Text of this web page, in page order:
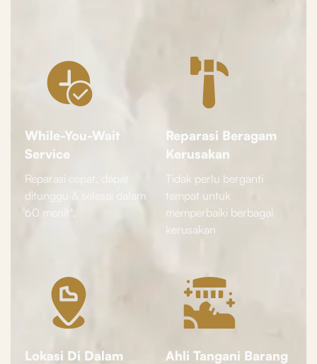
While-You-Wait
Service
Reparasi cepat, dapat
ditunggu & selesai dalam
60 menit*.
Reparasi Beragam
Kerusakan
Tidak perlu berganti
tempat untuk
memperbaiki berbagai
kerusakan
Lokasi Di Dalam
Ahli Tangani Barang